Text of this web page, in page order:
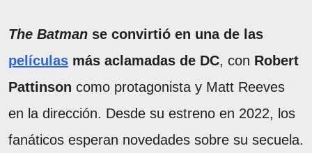
The Batman se convirtió en una de las
películas más aclamadas de DC, con Robert
Pattinson como protagonista y Matt Reeves
en la dirección. Desde su estreno en 2022, los
fanáticos esperan novedades sobre su secuela.